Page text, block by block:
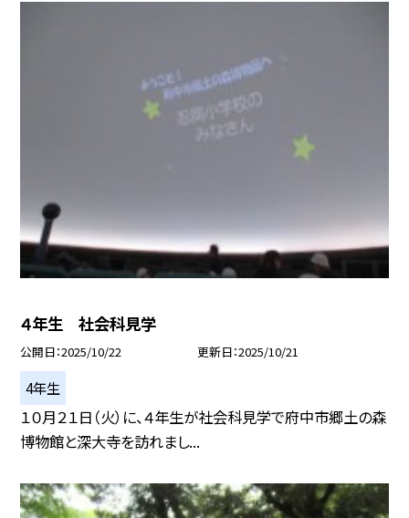
４年生 社会科見学
公開日 2025/10/22 更新日 2025/10/21
4年生
１０月２１日（火）に、４年生が社会科見学で府中市郷土の森
博物館と深大寺を訪れまし...